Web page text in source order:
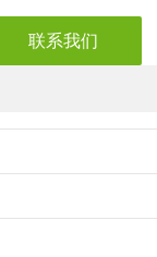
联系我们